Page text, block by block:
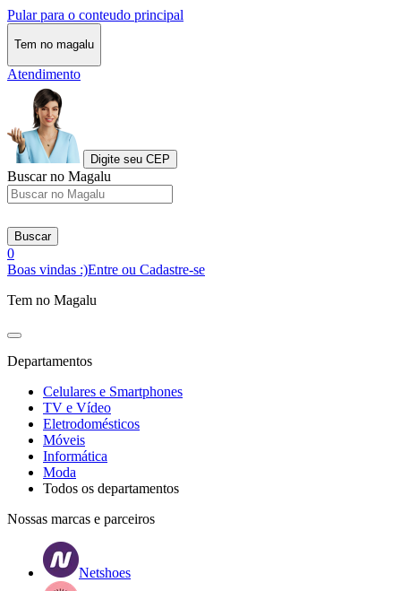
Pular para o conteudo principal
Tem no magalu
Atendimento
Digite seu CEP
Buscar no Magalu
Buscar
0
Boas vindas :)Entre ou Cadastre-se
Tem no Magalu
Departamentos
Celulares e Smartphones
TV e Vídeo
Eletrodomésticos
Móveis
Informática
Moda
Todos os departamentos
Nossas marcas e parceiros
Netshoes